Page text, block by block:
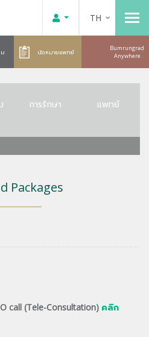
TH
นัดหมายแพทย์
Bumrungrad
Anywhere
การรักษา แพทย์
Packages
call (Tele-Consultation) คลิก